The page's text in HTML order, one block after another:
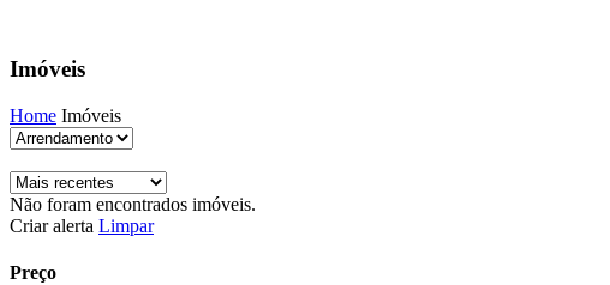
Imóveis
Home Imóveis
Não foram encontrados imóveis.
Criar alerta Limpar
Preço